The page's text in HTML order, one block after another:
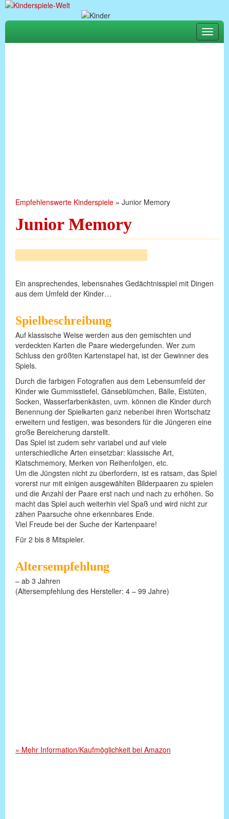
Toggle
Empfehlenswerte Kinderspiele » Junior Memory
Junior Memory
Ein ansprechendes, lebensnahes Gedächtnisspiel mit Dingen
aus dem Umfeld der Kinder…
Spielbeschreibung
Auf klassische Weise werden aus den gemischten und
verdeckten Karten die Paare wiedergefunden. Wer zum
Schluss den größten Kartenstapel hat, ist der Gewinner des
Spiels.
Durch die farbigen Fotografien aus dem Lebensumfeld der
Kinder wie Gummisstiefel, Gänseblümchen, Bälle, Eistüten,
Socken, Wasserfarbenkästen, uvm. können die Kinder durch
Benennung der Spielkarten ganz nebenbei ihren Wortschatz
erweitern und festigen, was besonders für die Jüngeren eine
große Bereicherung darstellt.
Das Spiel ist zudem sehr variabel und auf viele
unterschiedliche Arten einsetzbar: klassische Art,
Klatschmemory, Merken von Reihenfolgen, etc.
Um die Jüngsten nicht zu überfordern, ist es ratsam, das Spiel
vorerst nur mit einigen ausgewählten Bilderpaaren zu spielen
und die Anzahl der Paare erst nach und nach zu erhöhen. So
macht das Spiel auch weiterhin viel Spaß und wird nicht zur
zähen Paarsuche ohne erkennbares Ende.
Viel Freude bei der Suche der Kartenpaare!
Für 2 bis 8 Mitspieler.
Altersempfehlung
– ab 3 Jahren
(Altersempfehlung des Hersteller: 4 – 99 Jahre)
» Mehr Information/Kaufmöglichkeit bei Amazon